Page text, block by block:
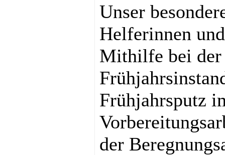
Unser
Helferinnen
Mithilfe bei der
Frühjahrsputz
der